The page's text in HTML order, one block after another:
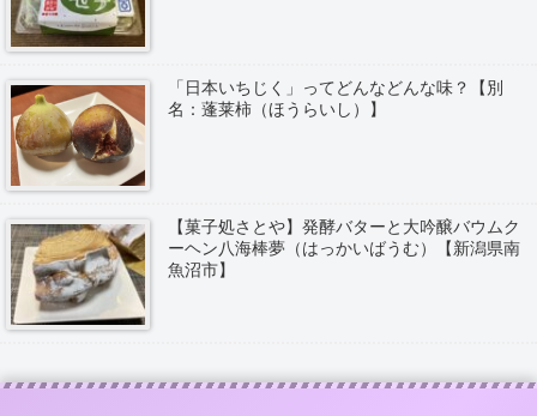
「日本いちじく」ってどんなどんな味？【別
名：蓬莱柿（ほうらいし）】
【菓子処さとや】発酵バターと大吟醸バウムク
ーヘン八海棒夢（はっかいばうむ）【新潟県南
魚沼市】